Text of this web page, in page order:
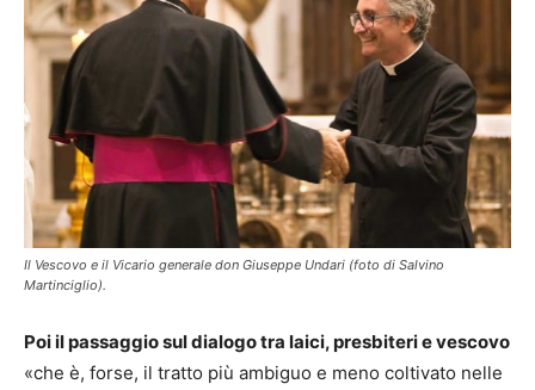
Il Vescovo e il Vicario generale don Giuseppe Undari (foto di Salvino
Martinciglio).
Poi il passaggio sul dialogo tra laici, presbiteri e vescovo
«che è, forse, il tratto più ambiguo e meno coltivato nelle